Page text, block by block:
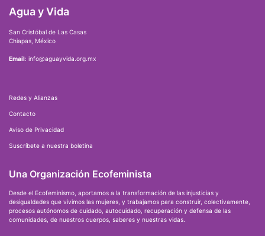
Agua y Vida
San Cristóbal de Las Casas
Chiapas, México
Email: info@aguayvida.org.mx
Redes y Alianzas
Contacto
Aviso de Privacidad
Suscríbete a nuestra boletina
Una Organización Ecofeminista
Desde el Ecofeminismo, aportamos a la transformación de las injusticias y
desigualdades que vivimos las mujeres, y trabajamos para construir, colectivamente,
procesos autónomos de cuidado, autocuidado, recuperación y defensa de las
comunidades, de nuestros cuerpos, saberes y nuestras vidas.